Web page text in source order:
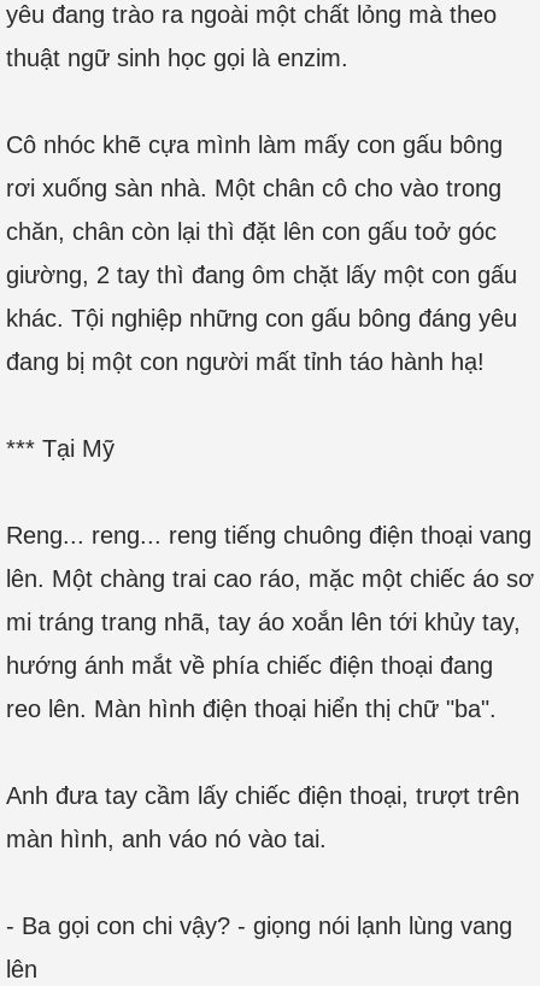
yêu đang trào ra ngoài một chất lỏng mà theo
thuật ngữ sinh học gọi là enzim.
Cô nhóc khẽ cựa mình làm mấy con gấu bông
rơi xuống sàn nhà. Một chân cô cho vào trong
chăn, chân còn lại thì đặt lên con gấu toở góc
giường, 2 tay thì đang ôm chặt lấy một con gấu
khác. Tội nghiệp những con gấu bông đáng yêu
đang bị một con người mất tỉnh táo hành hạ!
*** Tại Mỹ
Reng... reng... reng tiếng chuông điện thoại vang
lên. Một chàng trai cao ráo, mặc một chiếc áo sơ
mi tráng trang nhã, tay áo xoắn lên tới khủy tay,
hướng ánh mắt về phía chiếc điện thoại đang
reo lên. Màn hình điện thoại hiển thị chữ "ba".
Anh đưa tay cầm lấy chiếc điện thoại, trượt trên
màn hình, anh váo nó vào tai.
- Ba gọi con chi vậy? - giọng nói lạnh lùng vang
lên